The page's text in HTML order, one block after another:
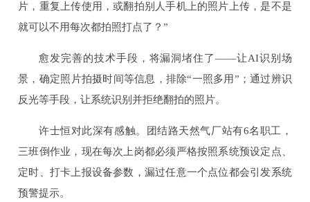
片，重复上传使用，或翻拍别人手机上的照片上传，是不是
就可以不用每次都拍照打点了？”
愈发完善的技术手段，将漏洞堵住了——让AI识别场
景，确定照片拍摄时间等信息，排除“一照多用”；通过辨识
反光等手段，让系统识别并拒绝翻拍的照片。
许士恒对此深有感触。团结路天然气厂站有6名职工，
三班倒作业，现在每次上岗都必须严格按照系统预设定点、
定时、打卡上报设备参数，漏过任意一个点位都会引发系统
预警提示。